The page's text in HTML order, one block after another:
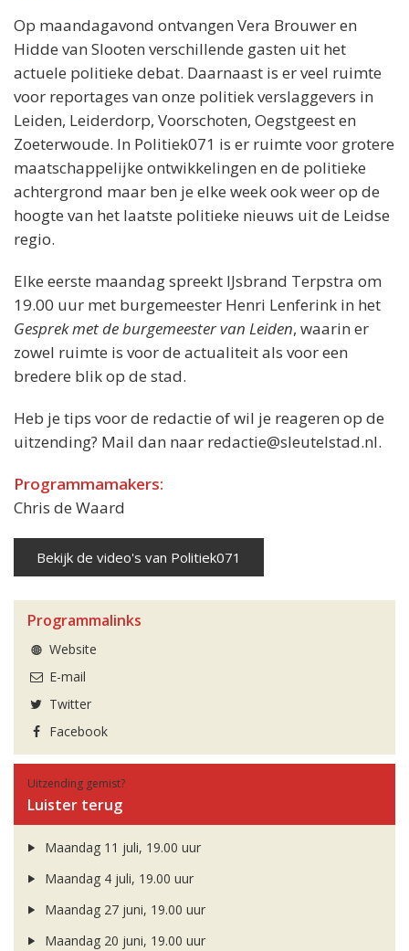
Op maandagavond ontvangen Vera Brouwer en
Hidde van Slooten verschillende gasten uit het
actuele politieke debat. Daarnaast is er veel ruimte
voor reportages van onze politiek verslaggevers in
Leiden, Leiderdorp, Voorschoten, Oegstgeest en
Zoeterwoude. In Politiek071 is er ruimte voor grotere
maatschappelijke ontwikkelingen en de politieke
achtergrond maar ben je elke week ook weer op de
hoogte van het laatste politieke nieuws uit de Leidse
regio.
Elke eerste maandag spreekt IJsbrand Terpstra om
19.00 uur met burgemeester Henri Lenferink in het
Gesprek met de burgemeester van Leiden, waarin er
zowel ruimte is voor de actualiteit als voor een
bredere blik op de stad.
Heb je tips voor de redactie of wil je reageren op de
uitzending? Mail dan naar redactie@sleutelstad.nl.
Programmamakers:
Chris de Waard
Bekijk de video's van Politiek071
Programmalinks
Website
E-mail
Twitter
Facebook
Uitzending gemist?
Luister terug
Maandag 11 juli, 19.00 uur
Maandag 4 juli, 19.00 uur
Maandag 27 juni, 19.00 uur
Maandag 20 juni, 19.00 uur